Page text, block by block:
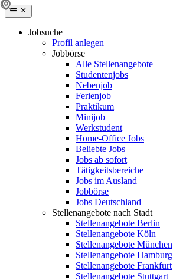
Jobsuche
Profil anlegen
Jobbörse
Alle Stellenangebote
Studentenjobs
Nebenjob
Ferienjob
Praktikum
Minijob
Werkstudent
Home-Office Jobs
Beliebte Jobs
Jobs ab sofort
Tätigkeitsbereiche
Jobs im Ausland
Jobbörse
Jobs Deutschland
Stellenangebote nach Stadt
Stellenangebote Berlin
Stellenangebote Köln
Stellenangebote München
Stellenangebote Hamburg
Stellenangebote Frankfurt
Stellenangebote Stuttgart